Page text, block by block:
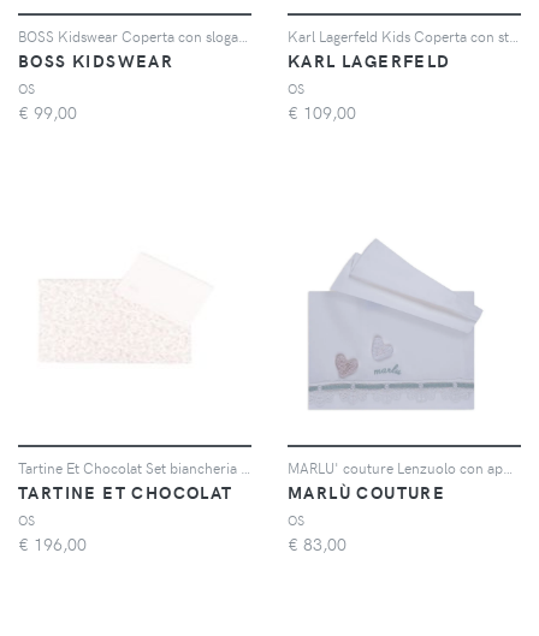
BOSS KIDSWEAR
OS
€ 99,00
KARL LAGERFELD
OS
€ 109,00
TARTINE ET CHOCOLAT
OS
€ 196,00
MARLÙ COUTURE
OS
€ 83,00